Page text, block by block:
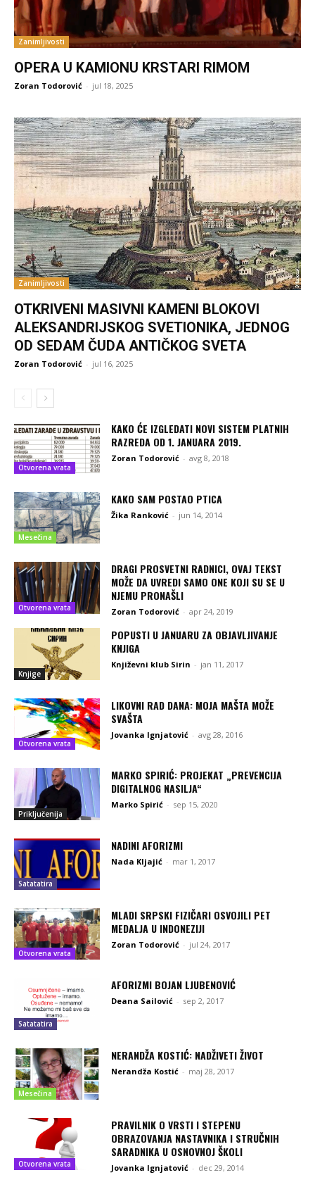
Zanimljivosti
OPERA U KAMIONU KRSTARI RIMOM
Zoran Todorović - jul 18, 2025
Zanimljivosti
OTKRIVENI MASIVNI KAMENI BLOKOVI
ALEKSANDRIJSKOG SVETIONIKA, JEDNOG
OD SEDAM ČUDA ANTIČKOG SVETA
Zoran Todorović - jul 16, 2025
Otvorena vrata
KAKO ĆE IZGLEDATI NOVI SISTEM PLATNIH
RAZREDA OD 1. JANUARA 2019.
Zoran Todorović - avg 8, 2018
Mesečina
KAKO SAM POSTAO PTICA
Žika Ranković - jun 14, 2014
Otvorena vrata
DRAGI PROSVETNI RADNICI, OVAJ TEKST
MOŽE DA UVREDI SAMO ONE KOJI SU SE U
NJEMU PRONAŠLI
Zoran Todorović - apr 24, 2019
Knjige
POPUSTI U JANUARU ZA OBJAVLJIVANJE
KNJIGA
Književni klub Sirin - jan 11, 2017
Otvorena vrata
LIKOVNI RAD DANA: MOJA MAŠTA MOŽE
SVAŠTA
Jovanka Ignjatović - avg 28, 2016
Priključenija
MARKO SPIRIĆ: PROJEKAT „PREVENCIJA
DIGITALNOG NASILJA“
Marko Spirić - sep 15, 2020
Satatatira
NADINI AFORIZMI
Nada Kljajić - mar 1, 2017
Otvorena vrata
MLADI SRPSKI FIZIČARI OSVOJILI PET
MEDALJA U INDONEZIJI
Zoran Todorović - jul 24, 2017
Satatatira
AFORIZMI BOJAN LJUBENOVIĆ
Deana Sailović - sep 2, 2017
Mesečina
NERANDŽA KOSTIĆ: NADŽIVETI ŽIVOT
Nerandža Kostić - maj 28, 2017
Otvorena vrata
PRAVILNIK O VRSTI I STEPENU
OBRAZOVANJA NASTAVNIKA I STRUČNIH
SARADNIKA U OSNOVNOJ ŠKOLI
Jovanka Ignjatović - dec 29, 2014